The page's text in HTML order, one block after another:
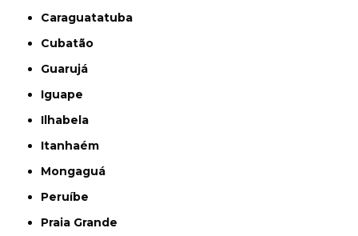
Caraguatatuba
Cubatão
Guarujá
Iguape
Ilhabela
Itanhaém
Mongaguá
Peruíbe
Praia Grande